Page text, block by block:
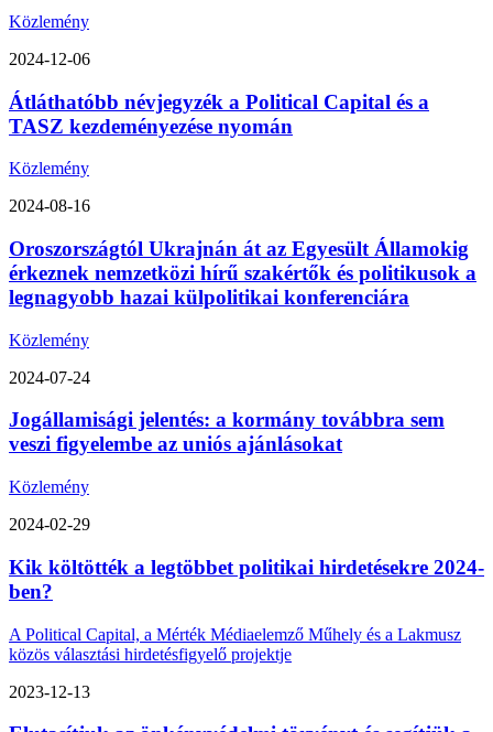
Közlemény
2024-12-06
Átláthatóbb névjegyzék a Political Capital és a
TASZ kezdeményezése nyomán
Közlemény
2024-08-16
Oroszországtól Ukrajnán át az Egyesült Államokig
érkeznek nemzetközi hírű szakértők és politikusok a
legnagyobb hazai külpolitikai konferenciára
Közlemény
2024-07-24
Jogállamisági jelentés: a kormány továbbra sem
veszi figyelembe az uniós ajánlásokat
Közlemény
2024-02-29
Kik költötték a legtöbbet politikai hirdetésekre 2024-
ben?
A Political Capital, a Mérték Médiaelemző Műhely és a Lakmusz
közös választási hirdetésfigyelő projektje
2023-12-13